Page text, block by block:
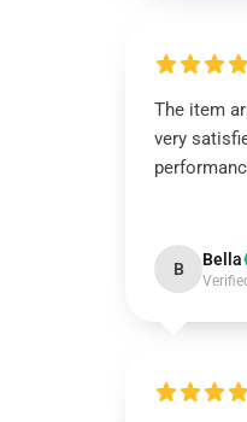
The item
very
B Bella